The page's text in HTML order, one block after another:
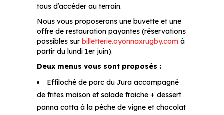
tous d’accéder au terrain.
Nous vous proposerons une buvette et une
offre de restauration payantes (réservations
possibles sur billetterie.oyonnaxrugby.com à
partir du lundi 1er juin).
Deux menus vous sont proposés :
Effiloché de porc du Jura accompagné
de frites maison et salade fraiche + dessert
panna cotta à la pêche de vigne et chocolat